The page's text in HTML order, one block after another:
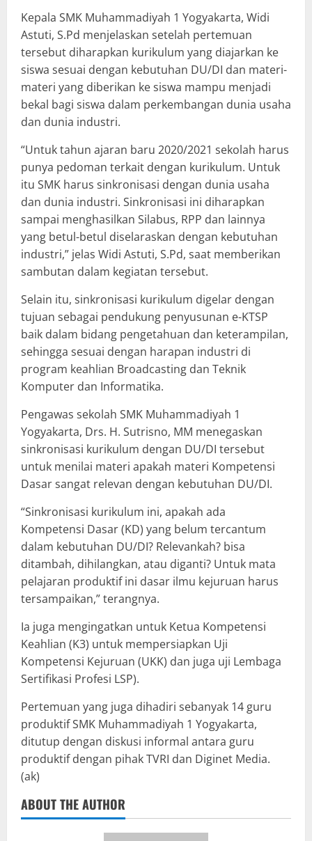
Kepala SMK Muhammadiyah 1 Yogyakarta, Widi
Astuti, S.Pd menjelaskan setelah pertemuan
tersebut diharapkan kurikulum yang diajarkan ke
siswa sesuai dengan kebutuhan DU/DI dan materi-
materi yang diberikan ke siswa mampu menjadi
bekal bagi siswa dalam perkembangan dunia usaha
dan dunia industri.
“Untuk tahun ajaran baru 2020/2021 sekolah harus
punya pedoman terkait dengan kurikulum. Untuk
itu SMK harus sinkronisasi dengan dunia usaha
dan dunia industri. Sinkronisasi ini diharapkan
sampai menghasilkan Silabus, RPP dan lainnya
yang betul-betul diselaraskan dengan kebutuhan
industri,” jelas Widi Astuti, S.Pd, saat memberikan
sambutan dalam kegiatan tersebut.
Selain itu, sinkronisasi kurikulum digelar dengan
tujuan sebagai pendukung penyusunan e-KTSP
baik dalam bidang pengetahuan dan keterampilan,
sehingga sesuai dengan harapan industri di
program keahlian Broadcasting dan Teknik
Komputer dan Informatika.
Pengawas sekolah SMK Muhammadiyah 1
Yogyakarta, Drs. H. Sutrisno, MM menegaskan
sinkronisasi kurikulum dengan DU/DI tersebut
untuk menilai materi apakah materi Kompetensi
Dasar sangat relevan dengan kebutuhan DU/DI.
“Sinkronisasi kurikulum ini, apakah ada
Kompetensi Dasar (KD) yang belum tercantum
dalam kebutuhan DU/DI? Relevankah? bisa
ditambah, dihilangkan, atau diganti? Untuk mata
pelajaran produktif ini dasar ilmu kejuruan harus
tersampaikan,” terangnya.
Ia juga mengingatkan untuk Ketua Kompetensi
Keahlian (K3) untuk mempersiapkan Uji
Kompetensi Kejuruan (UKK) dan juga uji Lembaga
Sertifikasi Profesi LSP).
Pertemuan yang juga dihadiri sebanyak 14 guru
produktif SMK Muhammadiyah 1 Yogyakarta,
ditutup dengan diskusi informal antara guru
produktif dengan pihak TVRI dan Diginet Media.
(ak)
ABOUT THE AUTHOR